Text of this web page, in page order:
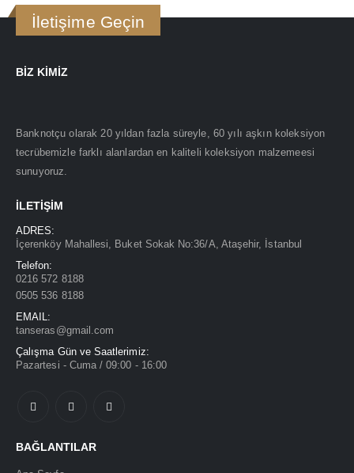
İletişime Geçin
BIZ KIMIZ
Banknotçu olarak 20 yıldan fazla süreyle, 60 yılı aşkın koleksiyon
tecrübemizle farklı alanlardan en kaliteli koleksiyon malzemeesi
sunuyoruz.
İLETIŞIM
ADRES:
İçerenköy Mahallesi, Buket Sokak No:36/A, Ataşehir, İstanbul
Telefon:
0216 572 8188
0505 536 8188
EMAIL:
tanseras@gmail.com
Çalışma Gün ve Saatlerimiz:
Pazartesi - Cuma / 09:00 - 16:00
BAĞLANTILAR